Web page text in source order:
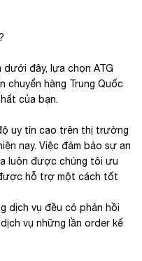
đây, lựa chọn ATG
chuyển hàng Trung Quốc
của bạn.
uy tín cao trên thị trường
nay. Việc đảm bảo sự an
luôn được chúng tôi ưu
hỗ trợ một cách tốt
dịch vụ đều có phản hồi
vụ những lần order kế